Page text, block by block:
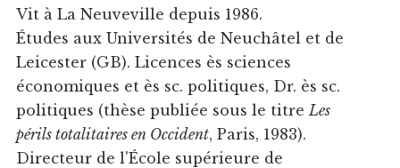
Vit à La Neuveville depuis 1986.
Études aux Universités de Neuchâtel et de
Leicester (GB). Licences ès sciences
économiques et ès sc. politiques, Dr. ès sc.
politiques (thèse publiée sous le titreLes
périls totalitaires en Occident, Paris, 1983).
Directeur de l'École supérieure de